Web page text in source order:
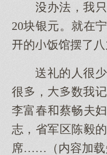
办法，我
20块银元。就在
的饭馆摆了八
送礼的人很
很，数我记
李富春蔡畅夫
志，省军区陈毅
席……（内容加载